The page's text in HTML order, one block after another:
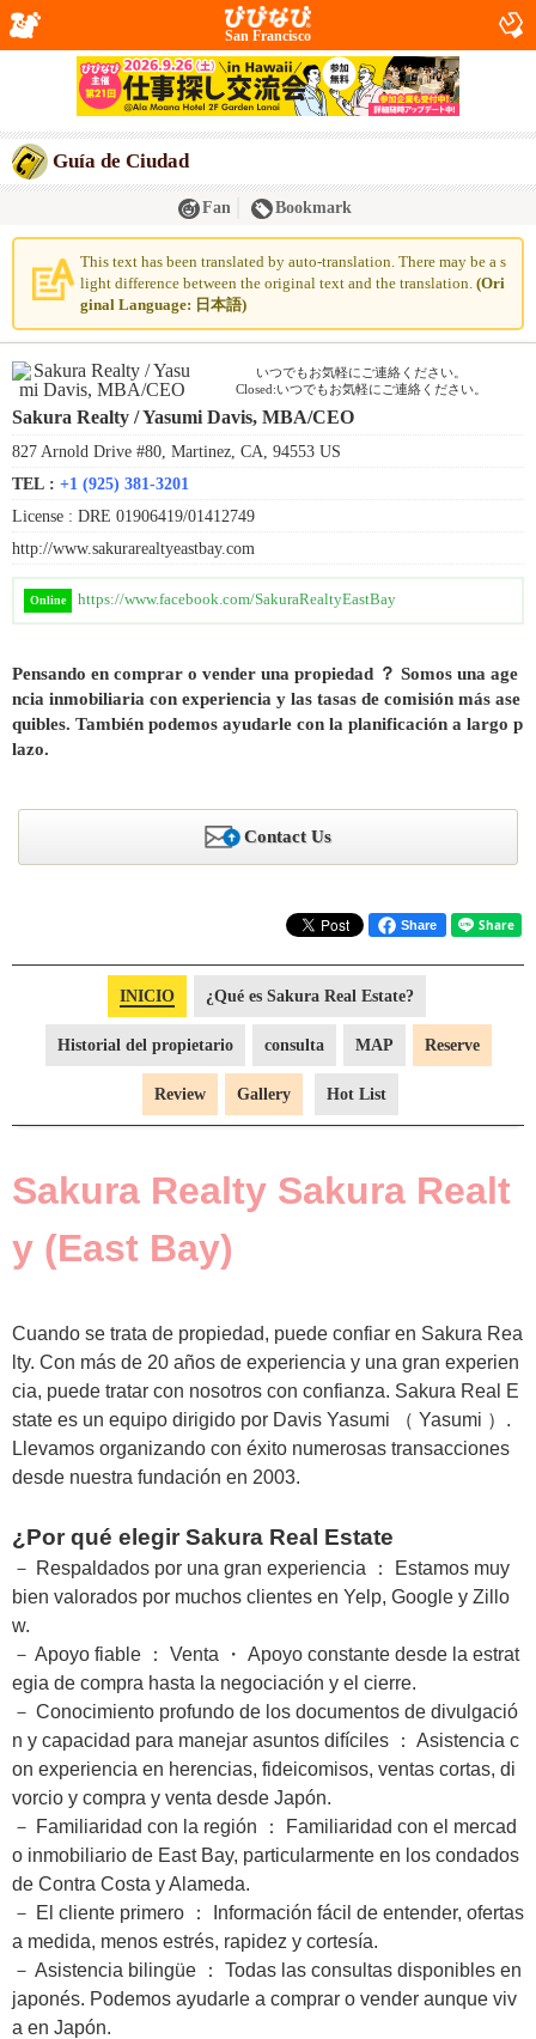
San Francisco
Guía de Ciudad
Fan Bookmark
This text has been translated by auto-translation. There may be a s
light difference between the original text and the translation. (Ori
ginal Language: 日本語)
いつでもお気軽にご連絡ください。
Closed:いつでもお気軽にご連絡ください。
Sakura Realty / Yasumi Davis, MBA/CEO
827 Arnold Drive #80, Martinez, CA, 94553 US
TEL : +1 (925) 381-3201
License : DRE 01906419/01412749
http://www.sakurarealtyeastbay.com
Online https://www.facebook.com/SakuraRealtyEastBay
Pensando en comprar o vender una propiedad ？ Somos una age
ncia inmobiliaria con experiencia y las tasas de comisión más ase
quibles. También podemos ayudarle con la planificación a largo p
lazo.
Contact Us
Share
INICIO ¿Qué es Sakura Real Estate?
Historial del propietario consulta MAP Reserve
Review Gallery Hot List
Sakura Realty Sakura Realt
y (East Bay)
Cuando se trata de propiedad, puede confiar en Sakura Rea
lty. Con más de 20 años de experiencia y una gran experien
cia, puede tratar con nosotros con confianza. Sakura Real E
state es un equipo dirigido por Davis Yasumi （ Yasumi ）.
Llevamos organizando con éxito numerosas transacciones
desde nuestra fundación en 2003.
¿Por qué elegir Sakura Real Estate
－ Respaldados por una gran experiencia ： Estamos muy
bien valorados por muchos clientes en Yelp, Google y Zillo
w.
－ Apoyo fiable ： Venta ・ Apoyo constante desde la estrat
egia de compra hasta la negociación y el cierre.
－ Conocimiento profundo de los documentos de divulgació
n y capacidad para manejar asuntos difíciles ： Asistencia c
on experiencia en herencias, fideicomisos, ventas cortas, di
vorcio y compra y venta desde Japón.
－ Familiaridad con la región ： Familiaridad con el mercad
o inmobiliario de East Bay, particularmente en los condados
de Contra Costa y Alameda.
－ El cliente primero ： Información fácil de entender, ofertas
a medida, menos estrés, rapidez y cortesía.
－ Asistencia bilingüe ： Todas las consultas disponibles en
japonés. Podemos ayudarle a comprar o vender aunque viv
a en Japón.